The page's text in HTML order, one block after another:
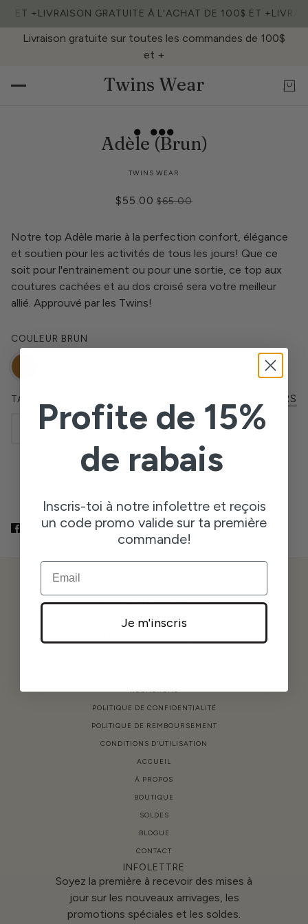
ET +LIVRAISON GRATUITE À L'ACHAT DE 100$ ET +
Livraison gratuite sur toutes les commandes de 100$
et +
Twins Wear
Adèle (Brun)
TWINS WEAR
$55.00 $65.00
Notre top Adèle marie à la perfection confort, élégance
et soutien pour les activités de tous les jours! Que ce
soit pour l'entrainement ou pour une sortie, ce top aux
coutures cachées et au dos croisé sera votre meilleur
allié. Approuvé par les Twins!
COULEUR BRUN
TAILLE CHARTE DES GRANDEURS
S M L XL
2026 © TWINS WEAR
RECHERCHE
POLITIQUE DE CONFIDENTIALITÉ
POLITIQUE DE REMBOURSEMENT
CONDITIONS D’UTILISATION
ACCUEIL
À PROPOS
BOUTIQUE
SOLDES
BLOGUE
CONTACT
INFOLETTRE
Soyez la première à recevoir des mises à
jour sur les nouveaux arrivages, les
promotions spéciales et les soldes.
Profite de 15%
de rabais
Inscris-toi à notre infolettre et reçois
un code promo valide sur ta première
commande!
EMAIL
Je m'inscris